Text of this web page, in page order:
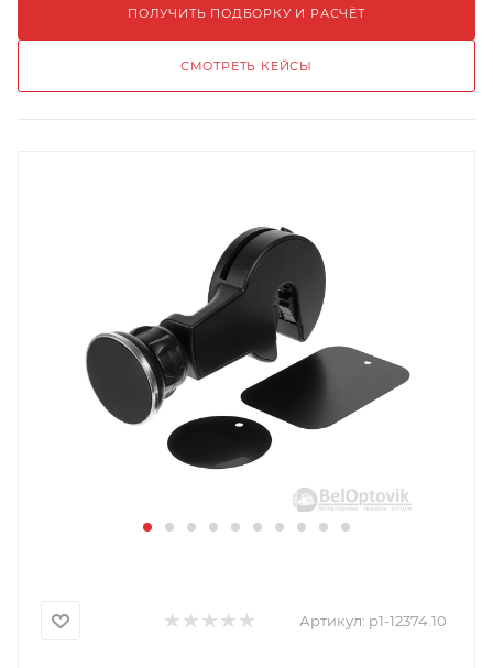
ПОЛУЧИТЬ ПОДБОРКУ И РАСЧЁТ
СМОТРЕТЬ КЕЙСЫ
Артикул: p1-12374.10